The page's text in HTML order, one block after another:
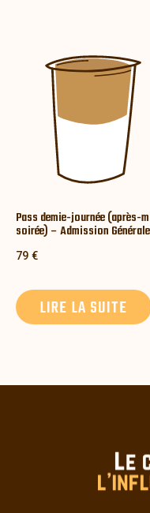
Pass demie-journée (après-
soirée) – Admission Générale
79 €
LIRE LA SUITE